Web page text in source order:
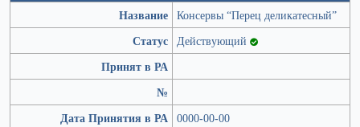
Название Консервы “Перец деликатесный”
Статус Действующий
Принят в РА
№
Дата Принятия в РА 0000-00-00